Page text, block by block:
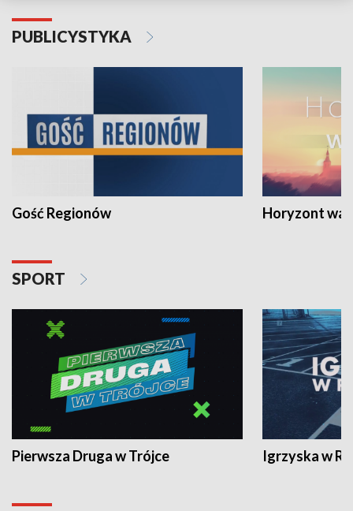
PUBLICYSTYKA
Gość Regionów Horyzont
SPORT
Pierwsza Druga w Trójce Igrzyska w